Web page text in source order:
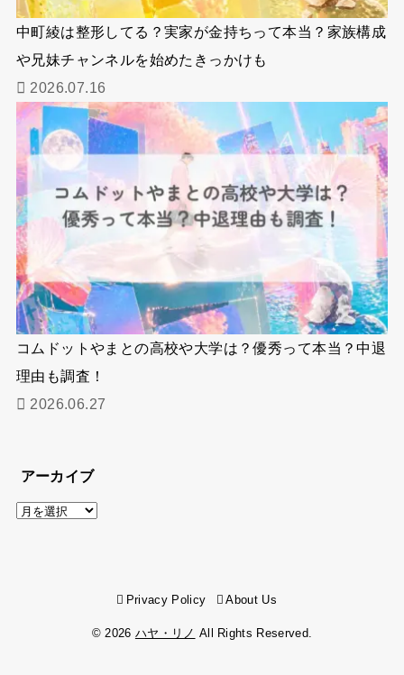
中町綾は整形してる？実家が金持ちって本当？家族構成
や兄妹チャンネルを始めたきっかけも
2026.07.16
コムドットやまとの高校や大学は？優秀って本当？中退
理由も調査！
2026.06.27
アーカイブ
ア
Privacy Policy About Us
© 2026 ハヤ・リノ All Rights Reserved.